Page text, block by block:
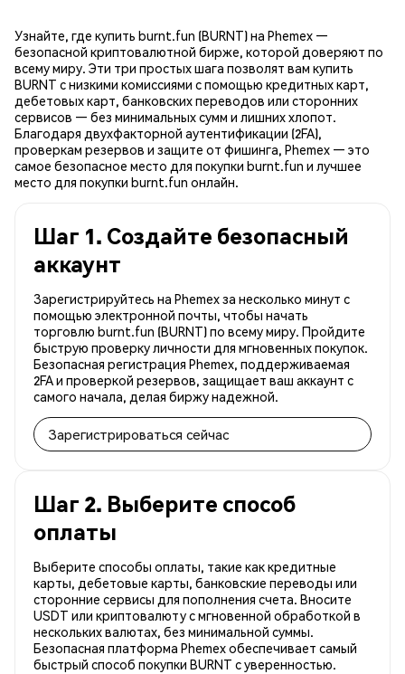
Узнайте, где купить burnt.fun (BURNT) на Phemex —
безопасной криптовалютной бирже, которой доверяют по
всему миру. Эти три простых шага позволят вам купить
BURNT с низкими комиссиями с помощью кредитных карт,
дебетовых карт, банковских переводов или сторонних
сервисов — без минимальных сумм и лишних хлопот.
Благодаря двухфакторной аутентификации (2FA),
проверкам резервов и защите от фишинга, Phemex — это
самое безопасное место для покупки burnt.fun и лучшее
место для покупки burnt.fun онлайн.
Шаг 1. Создайте безопасный
аккаунт
Зарегистрируйтесь на Phemex за несколько минут с
помощью электронной почты, чтобы начать
торговлю burnt.fun (BURNT) по всему миру. Пройдите
быструю проверку личности для мгновенных покупок.
Безопасная регистрация Phemex, поддерживаемая
2FA и проверкой резервов, защищает ваш аккаунт с
самого начала, делая биржу надежной.
Зарегистрироваться сейчас
Шаг 2. Выберите способ
оплаты
Выберите способы оплаты, такие как кредитные
карты, дебетовые карты, банковские переводы или
сторонние сервисы для пополнения счета. Вносите
USDT или криптовалюту с мгновенной обработкой в
нескольких валютах, без минимальной суммы.
Безопасная платформа Phemex обеспечивает самый
быстрый способ покупки BURNT с уверенностью.